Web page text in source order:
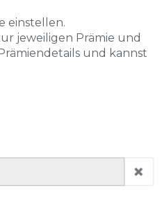
einstellen.
jeweiligen Prämie und
und kannst